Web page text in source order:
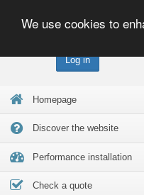
Log in
Homepage
Discover the website
Performance installation
Check a quote
We use cookies to